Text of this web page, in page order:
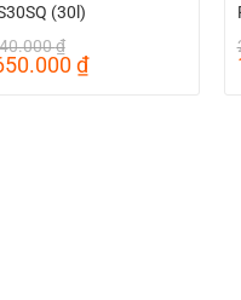
(30l)
₫
₫Giá